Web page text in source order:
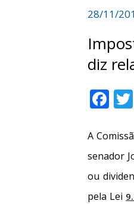
28/11/
diz
A
senador
ou
pela Lei